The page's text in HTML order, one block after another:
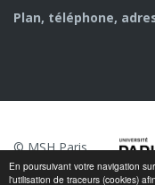
En poursuivant votre navigation
l'utilisation de traceurs (cookies)
Plan, téléphone,
© MSH Paris
Nord